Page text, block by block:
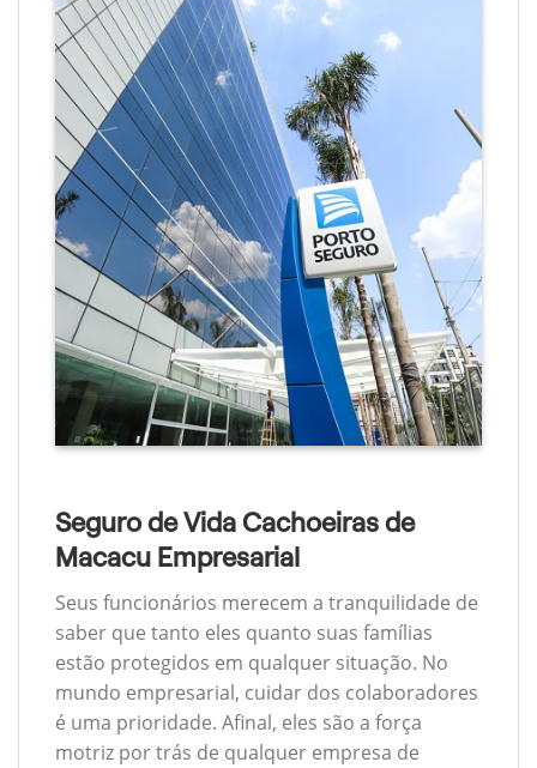
Seguro de Vida Cachoeiras de
Macacu Empresarial
Seus funcionários merecem a tranquilidade de
saber que tanto eles quanto suas famílias
estão protegidos em qualquer situação. No
mundo empresarial, cuidar dos colaboradores
é uma prioridade. Afinal, eles são a força
motriz por trás de qualquer empresa de